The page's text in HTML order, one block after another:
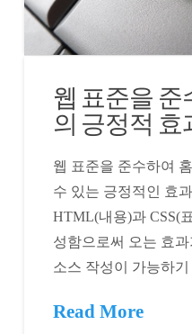
웹 표준을 준
의 긍정적 효
웹 표준을 준수하여
수 있는 긍정적인 효
HTML(내용)과 CSS(
성함으로써 오는 효
소스 작성이 가능하
Read More